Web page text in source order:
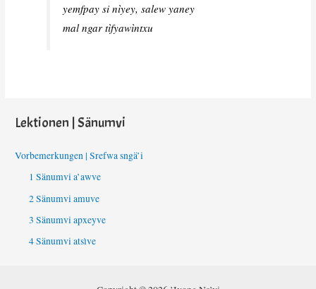
yemfpay si nìyey, salew yaney
mal ngar tìfyawìntxu
Lektionen | Sänumvi
Vorbemerkungen | Srefwa sngä’i
1 Sänumvi a’awve
2 Sänumvi amuve
3 Sänumvi apxeyve
4 Sänumvi atsìve